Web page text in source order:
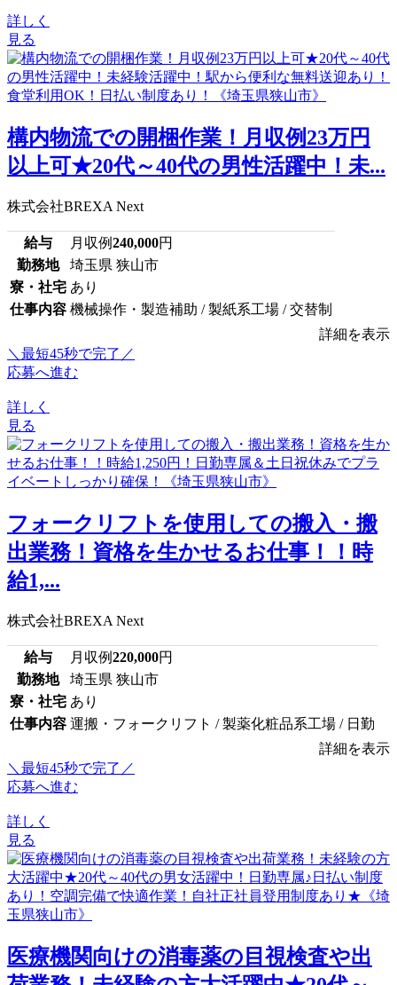
詳しく
見る
構内物流での開梱作業！月収例23万円
以上可★20代～40代の男性活躍中！未...
株式会社BREXA Next
給与 月収例240,000円
勤務地
埼玉県 狭山市
寮・社宅 あり
仕事内容 機械操作・製造補助 / 製紙系工場 / 交替制
詳細を表示
＼最短45秒で完了／
応募へ進む
詳しく
見る
フォークリフトを使用しての搬入・搬
出業務！資格を生かせるお仕事！！時
給1,...
株式会社BREXA Next
給与 月収例220,000円
勤務地
埼玉県 狭山市
寮・社宅 あり
仕事内容 運搬・フォークリフト / 製薬化粧品系工場 / 日勤
詳細を表示
＼最短45秒で完了／
応募へ進む
詳しく
見る
医療機関向けの消毒薬の目視検査や出